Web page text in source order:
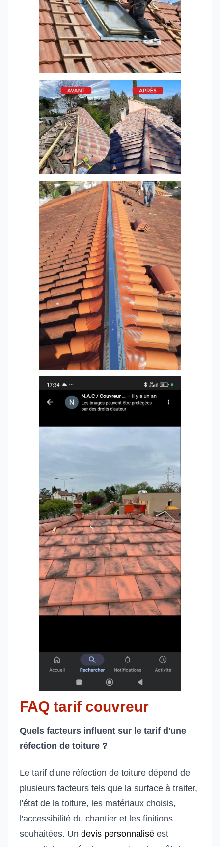
FAQ tarif couvreur
Quels facteurs influent sur le tarif d'une
réfection de toiture ?
Le tarif d'une réfection de toiture dépend de
plusieurs facteurs tels que la surface à traiter,
l'état de la toiture, les matériaux choisis,
l'accessibilité du chantier et les finitions
souhaitées. Un devis personnalisé est